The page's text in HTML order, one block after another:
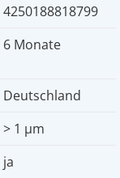
4250188818799
6 Monate
Deutschland
> 1 µm
ja